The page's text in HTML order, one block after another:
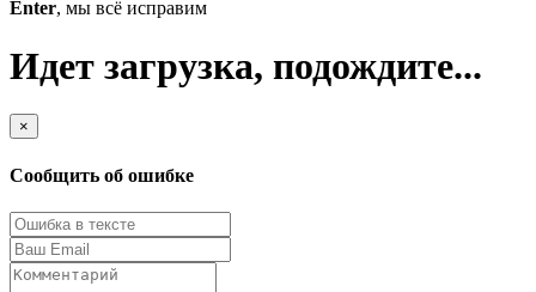
Enter, мы всё исправим
Идет загрузка, подождите...
×
Сообщить об ошибке